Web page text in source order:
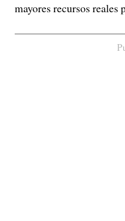
mayores recursos reales